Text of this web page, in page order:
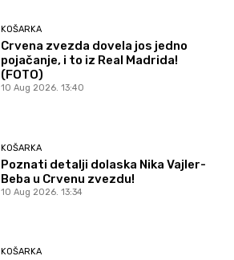
KOŠARKA
Crvena zvezda dovela jos jedno
pojačanje, i to iz Real Madrida!
(FOTO)
10 Aug 2026. 13:40
KOŠARKA
Poznati detalji dolaska Nika Vajler-
Beba u Crvenu zvezdu!
10 Aug 2026. 13:34
KOŠARKA